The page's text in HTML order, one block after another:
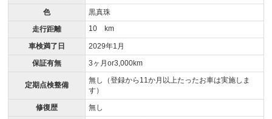
色
黒真珠
走行距離
10 km
車検満了日
2029年1月
保証有無
3ヶ月or3,000km
定期点検整備
無し（登録から11か月以上たったお車は実施しま
す）
修復歴
無し